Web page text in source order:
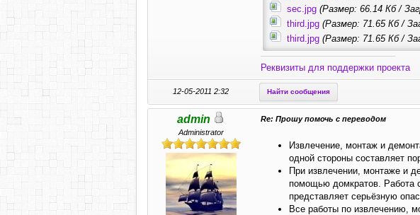
sec.jpg(Размер: 66.14 Кб /
third.jpg(Размер: 71.65 Кб /
third.jpg(Размер: 71.65 Кб /
Реквизиты для поддержки проекта
12-05-2011 2:32 Найти сообщения
admin
Administrator
Re: Прошу помочь с переводом
Извлечение, монтаж и
одной стороны составляет
При извлечении, монтаже и
помощью домкратов. Работа
представляет серьёзную
Все работы по извлечению,